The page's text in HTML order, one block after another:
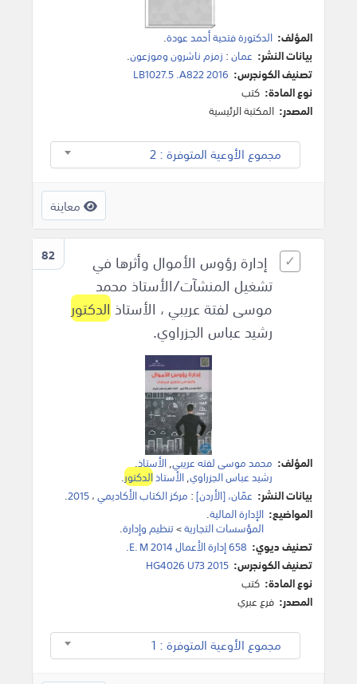
المؤلف: الدكتورة فتحية أحمد عودة.
بيانات النشر: عمان: زمزم ناشرون وموزعون.
تصنيف الكونجرس: LB1027.5 .A822 2016
نوع المادة: كتب
المصدر: المكتبة الرئيسية
مجموع الأوعية المتوفرة : 2
معاينة
82
إدارة رؤوس الأموال وأثرها في
تشغيل المنشآت/الأستاذ محمد
موسى لفتة عريبي ، الأستاذالدكتور
رشيد عباس الجزراوي.
المؤلف: محمد موسى لفته عريبي,الأستاذ.
رشيد عباس الجزراوي,الأستاذالدكتور.
بيانات النشر: عمّان، [الأردن]: مركز الكتاب الأكاديمي،2015
.
المواضيع: الإدارة المالية.
المؤسسات التجارية>تنظيم وإدارة.
تصنيف ديوي: 658 إدارة الأعمال E. M 2014.
تصنيف الكونجرس: HG4026 U73 2015
نوع المادة: كتب
المصدر: فرع عبري
مجموع الأوعية المتوفرة : 1